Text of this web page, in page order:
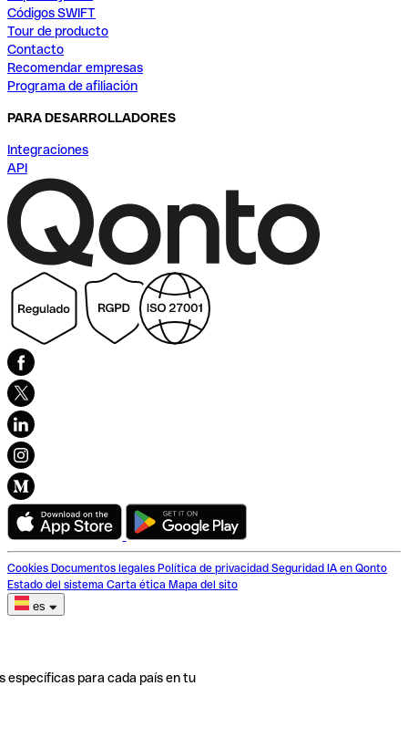
Códigos SWIFT
Tour de producto
Contacto
Recomendar empresas
Programa de afiliación
PARA DESARROLLADORES
Integraciones
API
Cookies Documentos legales Política de privacidad Seguridad IA en Qonto
Estado del sistema Carta ética Mapa del sito
es
específicas para cada país en tu